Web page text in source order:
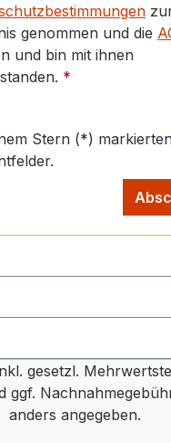
genommen und die
und bin mit ihnen
*
Stern (*)
gesetzl.
ggf.
anders angegeben.